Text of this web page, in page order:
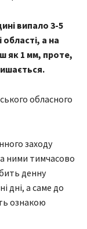
випало 3-5
а на
як 1 мм, проте,
обласного
заходу
ними тимчасово
денну
дні, а саме до
ознакою